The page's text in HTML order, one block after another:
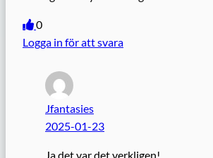
0
Logga in för att svara
Jfantasies
2025-01-23
Ja det var det verkligen!